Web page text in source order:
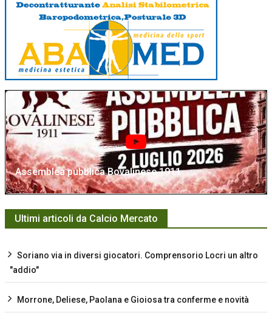
Assemblea pubblica Bovalinese 1911
Ultimi articoli da Calcio Mercato
Soriano via in diversi giocatori. Comprensorio Locri un altro
"addio"
Morrone, Deliese, Paolana e Gioiosa tra conferme e novità